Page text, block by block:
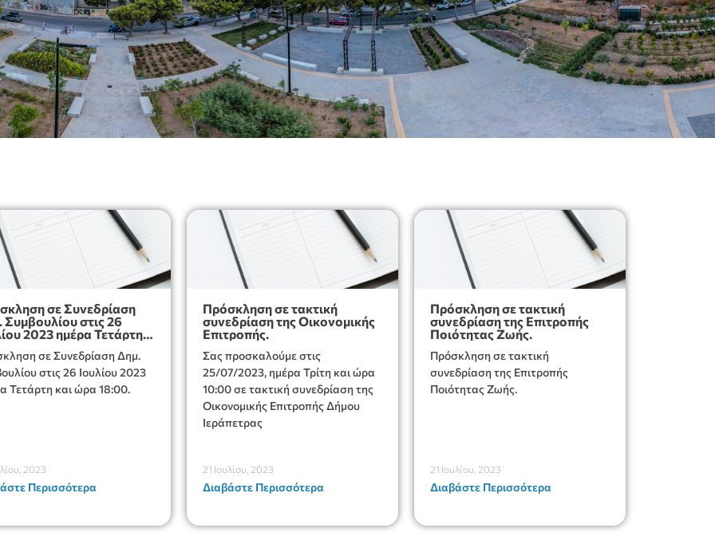
σε Συνεδρίαση
Συμβουλίου στις 26
2023 ημέρα Τετάρτη
σε Συνεδρίαση Δημ.
στις 26 Ιουλίου 2023
Τετάρτη και ώρα 18:00.
2023
Περισσότερα
Πρόσκληση σε τακτική
συνεδρίαση της Οικονομικής
Επιτροπής.
Σας προσκαλούμε στις
25/07/2023, ημέρα Τρίτη και ώρα
10:00 σε τακτική συνεδρίαση της
Οικονομικής Επιτροπής Δήμου
Ιεράπετρας
21 Ιουλίου, 2023
Διαβάστε Περισσότερα
Πρόσκληση σε τακτική
συνεδρίαση της Επιτροπής
Ποιότητας Ζωής.
Πρόσκληση σε τακτική
συνεδρίαση της Επιτροπής
Ποιότητας Ζωής.
21 Ιουλίου, 2023
Διαβάστε Περισσότερα